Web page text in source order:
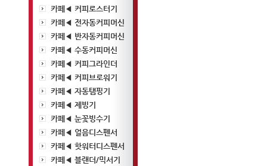
카페◀ 커피로스터기
카페◀ 전자동커피머신
카페◀ 반자동커피머신
카페◀ 수동커피머신
카페◀ 커피그라인더
카페◀ 커피브로워기
카페◀ 자동탬핑기
카페◀ 제빙기
카페◀ 눈꽃빙수기
카페◀ 얼음디스펜서
카페◀ 핫워터디스펜서
카페◀ 블랜더/믹서기